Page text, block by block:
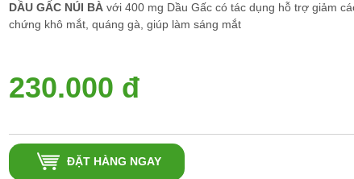
DẦU GẤC NÚI BÀvới 400 mg Dầu Gấc có tác dụng hỗ trợ giảm
chứng khô mắt, quáng gà, giúp làm sáng mắt
230.000 đ
ĐẶT HÀNG NGAY